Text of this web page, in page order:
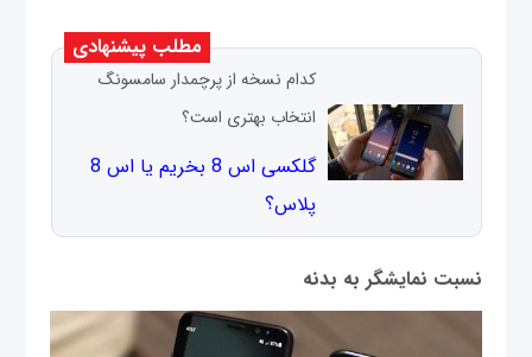
مطلب پیشنهادی
کدام نسخه از پرچمدار سامسونگ
انتخاب بهتری است؟
گلکسی اس 8 بخریم یا اس 8
پلاس؟
نسبت نمایشگر به بدنه